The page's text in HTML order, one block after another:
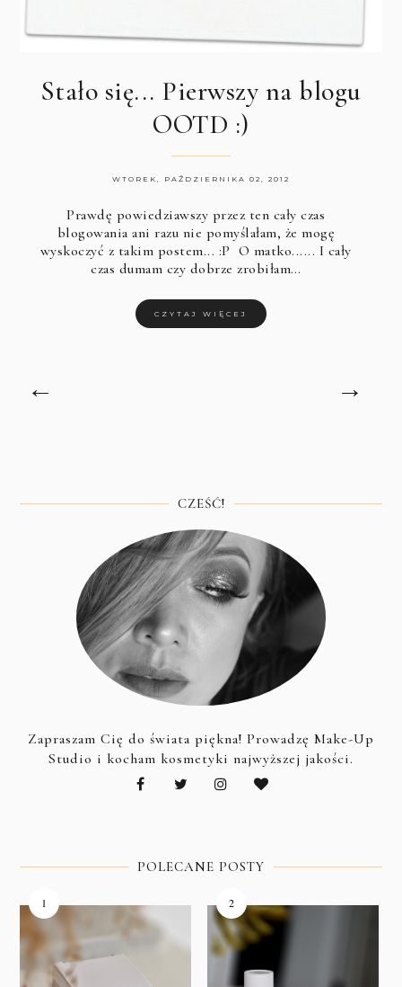
Stało się... Pierwszy na blogu
OOTD :)
WTOREK, PAŹDZIERNIKA 02, 2012
Prawdę powiedziawszy przez ten cały czas
blogowania ani razu nie pomyślałam, że mogę
wyskoczyć z takim postem... :P O matko...... I cały
czas dumam czy dobrze zrobiłam…
CZYTAJ WIĘCEJ
← →
CZEŚĆ!
Zapraszam Cię do świata piękna! Prowadzę Make-Up
Studio i kocham kosmetyki najwyższej jakości.
POLECANE POSTY